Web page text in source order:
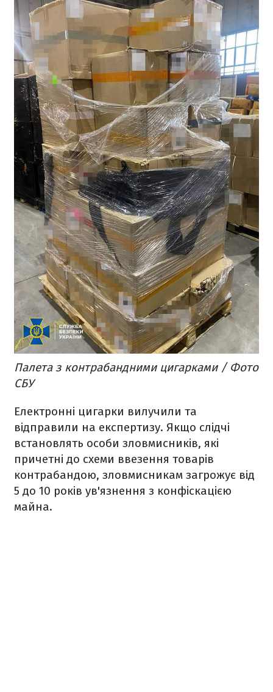
Палета з контрабандними цигарками / Фото
СБУ
Електронні цигарки вилучили та
відправили на експертизу. Якщо слідчі
встановлять особи зловмисників, які
причетні до схеми ввезення товарів
контрабандою, зловмисникам загрожує від
5 до 10 років ув'язнення з конфіскацією
майна.